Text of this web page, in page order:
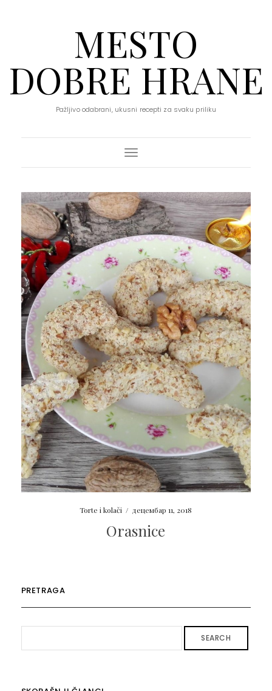
MESTO
DOBRE HRANE
Pažljivo odabrani, ukusni recepti za svaku priliku
Toggle Navigation
Torte i kolači / децембар 11, 2018
Orasnice
PRETRAGA
SEARCH